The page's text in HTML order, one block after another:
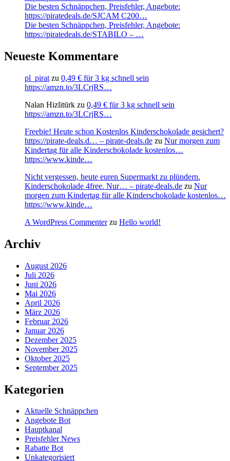
Die besten Schnäppchen, Preisfehler, Angebote:
https://piratedeals.de/SJCAM C200…
Die besten Schnäppchen, Preisfehler, Angebote:
https://piratedeals.de/STABILO – …
Neueste Kommentare
pl_pirat zu 0,49 € für 3 kg schnell sein
https://amzn.to/3LCrjRS…
Nalan Hizlitürk zu 0,49 € für 3 kg schnell sein
https://amzn.to/3LCrjRS…
Freebie! Heute schon Kostenlos Kinderschokolade gesichert?
https://pirate-deals.d… – pirate-deals.de zu Nur morgen zum
Kindertag für alle Kinderschokolade kostenlos…
https://www.kinde…
Nicht vergessen, heute euren Supermarkt zu plündern.
Kinderschokolade 4free. Nur… – pirate-deals.de zu Nur
morgen zum Kindertag für alle Kinderschokolade kostenlos…
https://www.kinde…
A WordPress Commenterzu Hello world!
Archiv
August 2026
Juli 2026
Juni 2026
Mai 2026
April 2026
März 2026
Februar 2026
Januar 2026
Dezember 2025
November 2025
Oktober 2025
September 2025
Kategorien
Aktuelle Schnäppchen
Angebote Bot
Hauptkanal
Preisfehler News
Rabatte Bot
Unkategorisiert